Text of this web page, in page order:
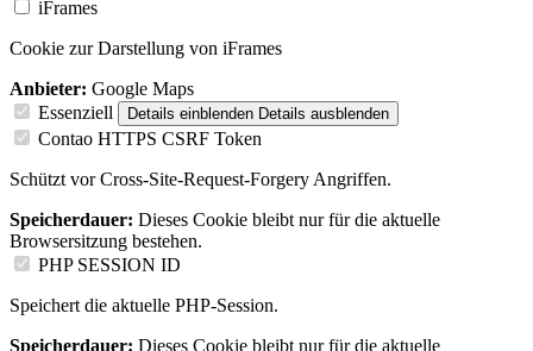
iFrames
Cookie zur Darstellung von iFrames
Anbieter: Google Maps
Essenziell
Details einblenden Details ausblenden
Contao HTTPS CSRF Token
Schützt vor Cross-Site-Request-Forgery Angriffen.
Speicherdauer: Dieses Cookie bleibt nur für die aktuelle
Browsersitzung bestehen.
PHP SESSION ID
Speichert die aktuelle PHP-Session.
Speicherdauer: Dieses Cookie bleibt nur für die aktuelle